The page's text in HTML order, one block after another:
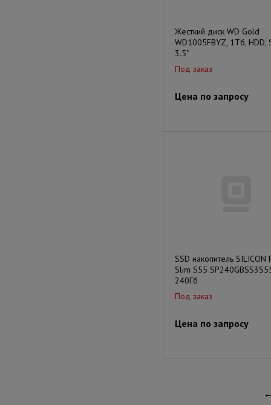
Жесткий диск WD Gold
WD1005FBYZ, 1Тб, HDD,
3.5"
Под заказ
Цена по запросу
SSD накопитель SILICON
Slim S55
240Гб
Под заказ
Цена по запросу